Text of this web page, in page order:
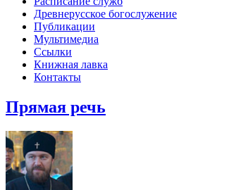
Древнерусское богослужение
Публикации
Мультимедиа
Ссылки
Книжная лавка
Контакты
Прямая речь